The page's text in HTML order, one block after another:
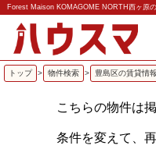
Forest Maison KOMAGOME NORTH西ヶ原
トップ > 物件検索 > 豊島区の賃貸情
こちらの物件は
条件を変えて、